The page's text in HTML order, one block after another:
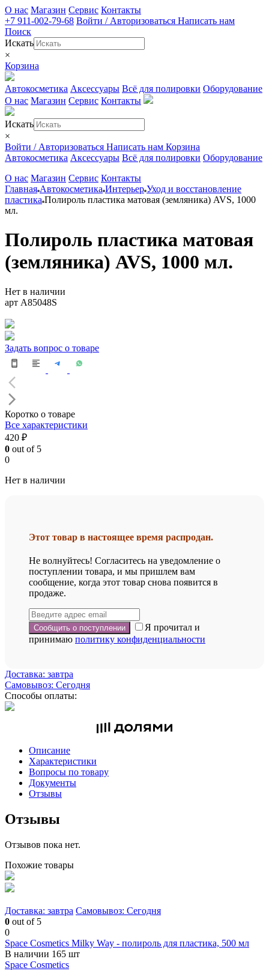
О нас Магазин Сервис Контакты
+7 911-002-79-68 Войти / Авторизоваться Написать нам
Поиск
Искать
×
Корзина
Автокосметика Аксессуары Всё для полировки Оборудование
О нас Магазин Сервис Контакты
Искать
×
Войти / Авторизоваться Написать нам Корзина
Автокосметика Аксессуары Всё для полировки Оборудование
О нас Магазин Сервис Контакты
Главная Автокосметика Интерьер Уход и восстановление
пластика Полироль пластика матовая (земляника) AVS, 1000
мл.
Полироль пластика матовая
(земляника) AVS, 1000 мл.
Нет в наличии
арт A85048S
Задать вопрос о товаре
Коротко о товаре
Все характеристики
420 ₽
0 out of 5
0
Нет в наличии
Этот товар в настоящее время распродан.
Не волнуйтесь! Согласитесь на уведомление о
поступлении товара, и мы пришлем вам
сообщение, когда этот товар снова появится в
продаже.
Я прочитал и
принимаю политику конфиденциальности
Доставка: завтра
Самовывоз: Сегодня
Способы оплаты:
Описание
Характеристики
Вопросы по товару
Документы
Отзывы
Отзывы
Отзывов пока нет.
Похожие товары
Доставка: завтра Самовывоз: Сегодня
0 out of 5
0
Space Cosmetics Milky Way - полироль для пластика, 500 мл
В наличии 165 шт
Space Cosmetics